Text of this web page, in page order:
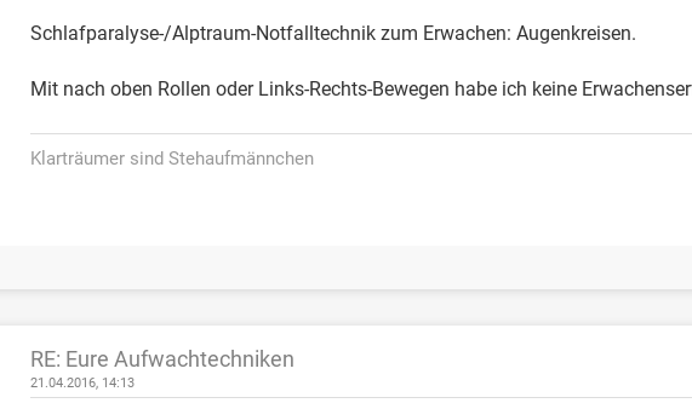
Schlafparalyse-/Alptraum-Notfalltechnik zum Erwachen: Augenkreisen.
Mit nach oben Rollen oder Links-Rechts-Bewegen habe ich keine
Klarträumer sind Stehaufmännchen
RE: Eure Aufwachtechniken
21.04.2016, 14:13